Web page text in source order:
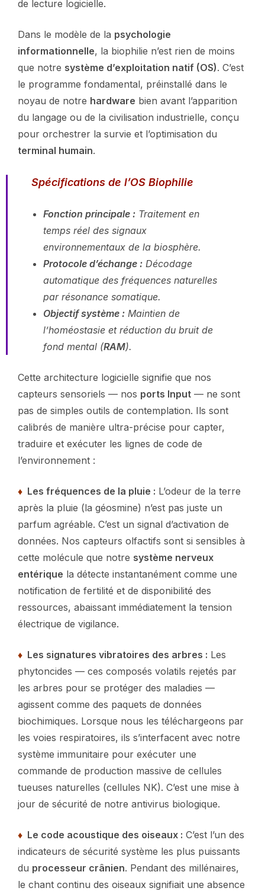
de lecture logicielle.
Dans le modèle de la psychologie
informationnelle, la biophilie n’est rien de moins
que notre système d’exploitation natif (OS). C’est
le programme fondamental, préinstallé dans le
noyau de notre hardware bien avant l’apparition
du langage ou de la civilisation industrielle, conçu
pour orchestrer la survie et l’optimisation du
terminal humain.
Spécifications de l’OS Biophilie
Fonction principale : Traitement en
temps réel des signaux
environnementaux de la biosphère.
Protocole d’échange : Décodage
automatique des fréquences naturelles
par résonance somatique.
Objectif système : Maintien de
l’homéostasie et réduction du bruit de
fond mental (RAM).
Cette architecture logicielle signifie que nos
capteurs sensoriels — nos ports Input — ne sont
pas de simples outils de contemplation. Ils sont
calibrés de manière ultra-précise pour capter,
traduire et exécuter les lignes de code de
l’environnement :
♦ Les fréquences de la pluie : L’odeur de la terre
après la pluie (la géosmine) n’est pas juste un
parfum agréable. C’est un signal d’activation de
données. Nos capteurs olfactifs sont si sensibles à
cette molécule que notre système nerveux
entérique la détecte instantanément comme une
notification de fertilité et de disponibilité des
ressources, abaissant immédiatement la tension
électrique de vigilance.
♦ Les signatures vibratoires des arbres : Les
phytoncides — ces composés volatils rejetés par
les arbres pour se protéger des maladies —
agissent comme des paquets de données
biochimiques. Lorsque nous les téléchargeons par
les voies respiratoires, ils s’interfacent avec notre
système immunitaire pour exécuter une
commande de production massive de cellules
tueuses naturelles (cellules NK). C’est une mise à
jour de sécurité de notre antivirus biologique.
♦ Le code acoustique des oiseaux : C’est l’un des
indicateurs de sécurité système les plus puissants
du processeur crânien. Pendant des millénaires,
le chant continu des oiseaux signifiait une absence